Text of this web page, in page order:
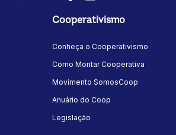
Instagram
YoutubeTwitter/X
Facebook
Cooperativismo
Conheça o Cooperativismo
Como Montar Cooperativa
Movimento SomosCoop
Anuário do Coop
Legislação